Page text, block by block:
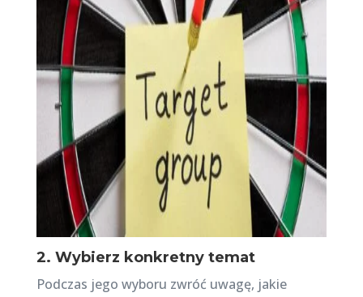
2. Wybierz konkretny temat
Podczas jego wyboru zwróć uwagę, jakie